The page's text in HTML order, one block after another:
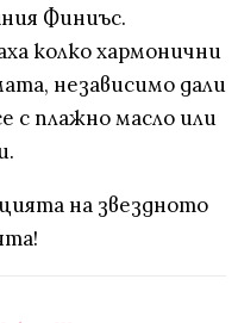
Финиъс.
колко хармонични
независимо дали
с плажно масло или
на звездното